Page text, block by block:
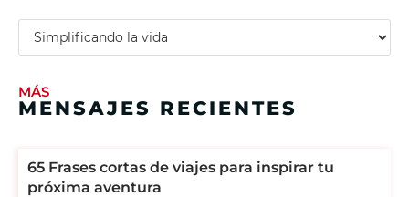
MÁS
MENSAJES RECIENTES
65 Frases cortas de viajes para inspirar tu
próxima aventura